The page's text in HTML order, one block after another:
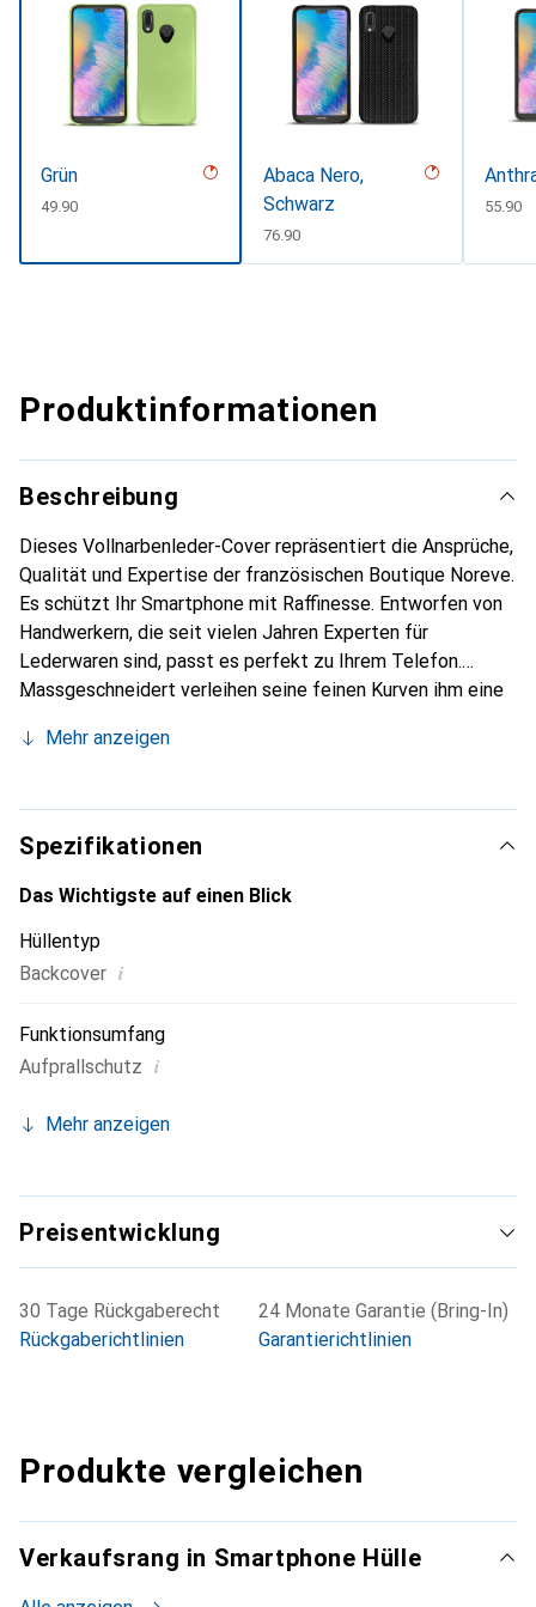
Grün
CHF
49.90
Abaca Nero,
Schwarz
CHF
76.90
CHF
55.90
Produktinformationen
Beschreibung
Dieses Vollnarbenleder-Cover repräsentiert die Ansprüche,
Qualität und Expertise der französischen Boutique Noreve.
Es schützt Ihr Smartphone mit Raffinesse. Entworfen von
Handwerkern, die seit vielen Jahren Experten für
Lederwaren sind, passt es perfekt zu Ihrem Telefon.
Massgeschneidert verleihen seine feinen Kurven ihm eine
Accessoire Ihres Smartphones. International anerkannt für
sichere Wahl für eine anspruchsvolle Klientel.
Mehr anzeigen
Spezifikationen
Das Wichtigste auf einen Blick
Hüllentyp
Backcover i
Funktionsumfang
Aufprallschutz i
Mehr anzeigen
Preisentwicklung
30 Tage Rückgaberecht
Rückgaberichtlinien
24 Monate Garantie (Bring-In)
Garantierichtlinien
Produkte vergleichen
Verkaufsrang in Smartphone Hülle